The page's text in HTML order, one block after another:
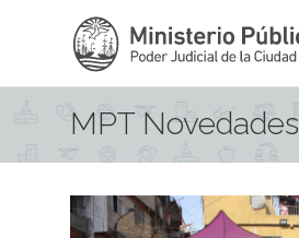
MPT Novedades